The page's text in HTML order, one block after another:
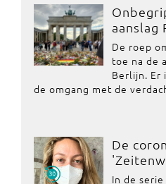
aanslag
De roep
toe na de
Berlijn. Er
de omgang met de
De
In de